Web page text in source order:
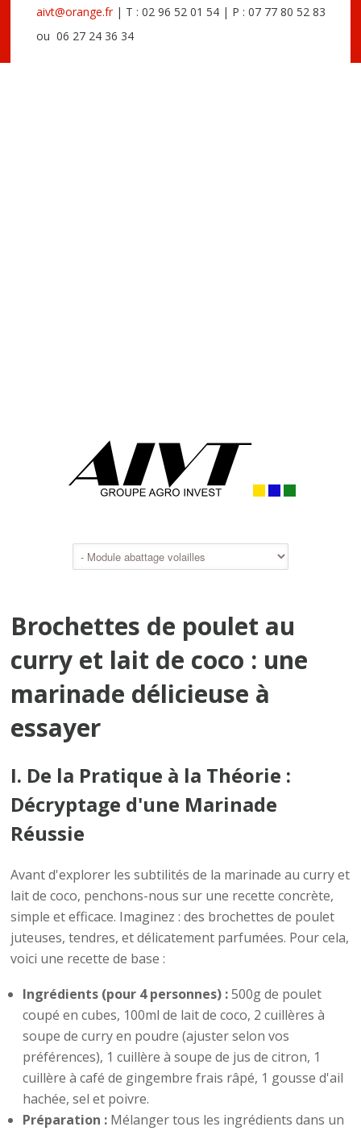
aivt@orange.fr| T : 02 96 52 01 54 | P : 07 77 80 52 83
ou 06 27 24 36 34
Brochettes de poulet au
curry et lait de coco : une
marinade délicieuse à
essayer
I. De la Pratique à la Théorie :
Décryptage d'une Marinade
Réussie
Avant d'explorer les subtilités de la marinade au curry et
lait de coco, penchons-nous sur une recette concrète,
simple et efficace. Imaginez : des brochettes de poulet
juteuses, tendres, et délicatement parfumées. Pour cela,
voici une recette de base :
Ingrédients (pour 4 personnes) :500g de poulet
coupé en cubes, 100ml de lait de coco, 2 cuillères à
soupe de curry en poudre (ajuster selon vos
préférences), 1 cuillère à soupe de jus de citron, 1
cuillère à café de gingembre frais râpé, 1 gousse d'ail
hachée, sel et poivre.
Préparation : Mélanger tous les ingrédients dans un